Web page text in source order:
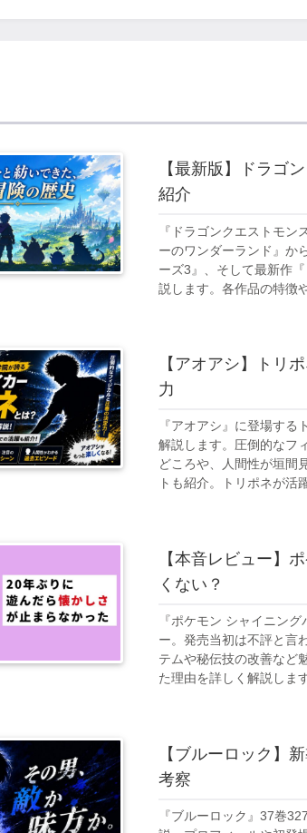
【最新版】ドラゴ
紹介
『ドラゴンクエストモ
ーのワンダーランド』か
ーズ3』、そして最新作
説します。各作品の特徴
めなのかも紹介。モンス
【アオアシ】トリ
力
『アオアシ』に登場す
解説します。圧倒的なフ
どころや、人間性が垣間
トも紹介。トリポネが活
【本音レビュー】
くない？
『ポケモン シャイニン
ー。発売当初は不評と言
テムや秘伝技の改善など
た理由を詳しく解説します
【ブルーロック】
考察
『ブルーロック』37巻